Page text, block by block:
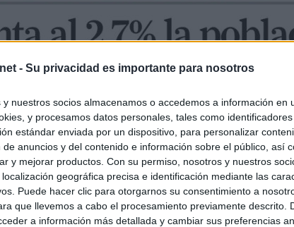
- Su privacidad es importante para nosotros
y nuestros socios almacenamos o accedemos a información en
y procesamos datos personales, tales como
estándar enviada por un dispositivo, para personalizar
de anuncios y del contenido e información sobre el público, así
y mejorar productos. Con su permiso, nosotros y nuestros
geográfica precisa e identificación mediante las
Puede hacer clic para otorgarnos su consentimiento a
que llevemos a cabo el procesamiento previamente descrito.
a información más detallada y cambiar sus preferencias